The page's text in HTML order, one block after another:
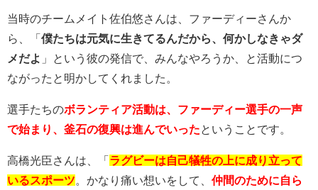
当時のチームメイト佐伯悠さんは、ファーディーさんか
ら、「 僕たちは元気に生きてるんだから、何かしなきゃダ
メだよ 」という彼の発信で、みんなやろうか、と活動につ
ながったと明かしてくれました。
選手たちのボランティア活動は、ファーディー選手の一声
で始まり、釜石の復興は進んでいった ということです。
高橋光臣さんは、「 ラグビーは自己犠牲の上に成り立って
いるスポーツ 。かなり痛い想いをして、 仲間のために自ら